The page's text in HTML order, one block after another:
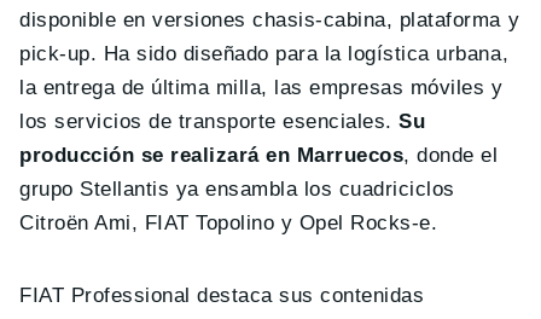
disponible en versiones chasis-cabina, plataforma y
pick-up. Ha sido diseñado para la logística urbana,
la entrega de última milla, las empresas móviles y
los servicios de transporte esenciales.Su
producción se realizará en Marruecos, donde el
grupo Stellantis ya ensambla los cuadriciclos
Citroën Ami, FIAT Topolino y Opel Rocks-e.
FIAT Professional destaca sus contenidas